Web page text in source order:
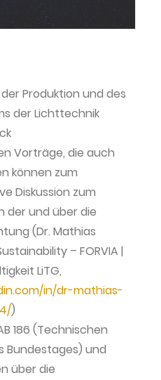
Produktion und des
der Lichttechnik
Vorträge, die auch
können zum
Diskussion zum
der und über die
(Dr. Mathias
– FORVIA |
LiTG,
in/dr-mathias-
)
186 (Technischen
Bundestages) und
über die